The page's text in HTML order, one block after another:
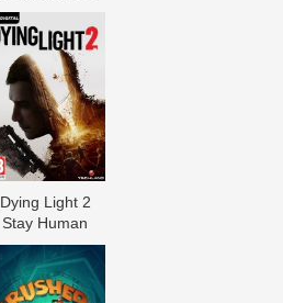
Dying Light 2
Stay Human